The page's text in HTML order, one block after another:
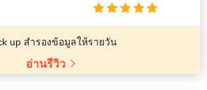
up สำรองข้อมูลให้รายวัน
อ่านรีวิว